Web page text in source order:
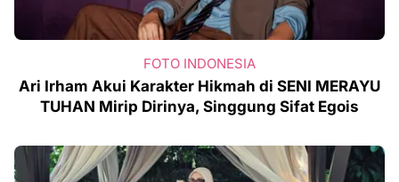
FOTO INDONESIA
Ari Irham Akui Karakter Hikmah di SENI MERAYU
TUHAN Mirip Dirinya, Singgung Sifat Egois